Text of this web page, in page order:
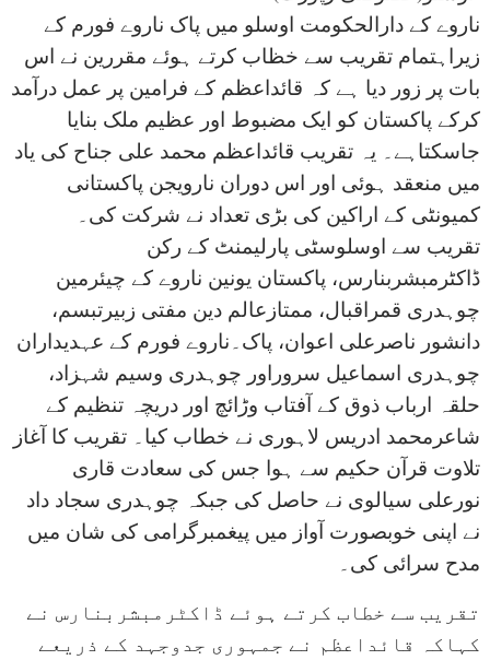
ناروے کے دارالحکومت اوسلو میں پاک ناروے فورم کے
زیراہتمام تقریب سے خظاب کرتے ہوئے مقررین نے اس
بات پر زور دیا ہے کہ قائداعظم کے فرامین پر عمل درآمد
کرکے پاکستان کو ایک مضبوط اور عظیم ملک بنایا
جاسکتاہے۔ یہ تقریب قائداعظم محمد علی جناح کی یاد
میں منعقد ہوئی اور اس دوران نارویجن پاکستانی
کمیونٹی کے اراکین کی بڑی تعداد نے شرکت کی۔
تقریب سے اوسلوسٹی پارلیمنٹ کے رکن
ڈاکٹرمبشربنارس، پاکستان یونین ناروے کے چیئرمین
چوہدری قمراقبال، ممتازعالم دین مفتی زبیرتبسم،
دانشور ناصرعلی اعوان، پاک۔ناروے فورم کے عہدیداران
چوہدری اسماعیل سروراور چوہدری وسیم شہزاد،
حلقہ ارباب ذوق کے آفتاب وڑائچ اور دریچہ تنظیم کے
شاعرمحمد ادریس لاہوری نے خطاب کیا۔ تقریب کا آغاز
تلاوت قرآن حکیم سے ہوا جس کی سعادت قاری
نورعلی سیالوی نے حاصل کی جبکہ چوہدری سجاد داد
نے اپنی خوبصورت آواز میں پیغمبرگرامی کی شان میں
مدح سرائی کی۔
تقریب سے خطاب کرتے ہوئے ڈاکٹرمبشربنارس نے
کہاکہ قائداعظم نے جمہوری جدوجہد کے ذریعے